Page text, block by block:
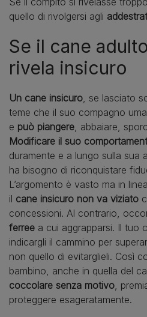
quello di rivolgersi agli
Se il cane
rivela insicuro
Un cane insicuro , se lasciato
teme che il suo compagno
e può piangere , abbaiare,
Modificare il suo
duramente e a lungo sulla sua
ha bisogno di riconquistare
L’argomento è vasto ma in
il cane insicuro non va viziato
concessioni. Al contrario,
ferree a cui aggrapparsi. Il tuo
indicargli il cammino per
non quello di evitarglieli. Così
bambino, anche in quella del
coccolare senza motivo ,
proteggere esageratamente.